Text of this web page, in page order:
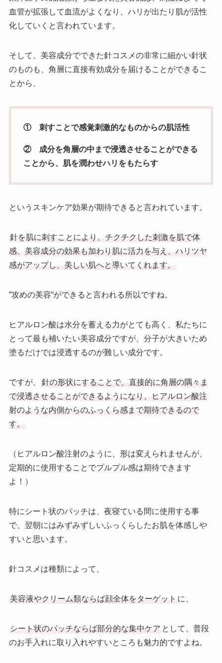
血管が拡張して血流がよくなり、ハリが出たり肌が活性
化していくと言われています。
そして、美容成分でできた針コスメの非常に細かい針状
のものも、角層に直接有効成分を届けることができるこ
とから、
① 刺すことで感覚刺激的なものからの肌活性
② 成分を角層の中まで浸透させることができる
ことから、肌を潤わせハリをもたらす
というスキンケア効果が期待できると言われています。
針を肌に刺すことにより、チクチクした刺激を肌で体
感、美容成分の効果も加わり肌に活力を与え、ハリツヤ
感がアップし、美しい肌へと導いてくれます。
”攻めの美容“ができると言われる所以ですね。
ヒアルロン酸は水分を蓄える力がとても高く、私たちに
とって最も補いたい美容成分ですが、分子が大きいため
塗るだけでは浸透するのが難しい成分です。
ですが、
針の形状にすることで、直接的に角層の隅々ま
で浸透させることができるようになり、ヒアルロン酸注
射のような内側からのふっくら感まで期待できるので
す。
（ヒアルロン酸注射のように、形は変えられませんが、
定期的に使用することでプルプル感は期待できます
よ！）
特にシート状のパッチは、夜寝ている間に使用する事
で、翌朝にはみずみずしいふっくらしたお肌を体感しや
すいと思います。
針コスメは種類によって、
美容液やクリーム類ならば顔全体をターゲットに、
シート状のパッチならば部分的な集中ケアとして、普段
のお手入れに取り入れやすいところも魅力的ですよね。